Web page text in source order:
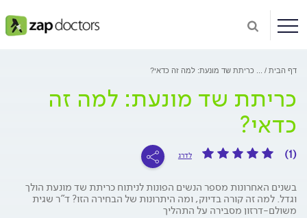
דף הבית כריתת שד מונעת: למה זה כדאי?
כריתת שד מונעת: למה זה
כדאי?
(1) לדרג
בשנים האחרונות מספר הנשים הפונות לניתוח כריתת שד מונעת הולך
וגדל. למה זה קורה בדיוק, ומה היתרונות של הבחירה הזו? ד"ר שגית
משולם-דרזון מסבירה על התהליך